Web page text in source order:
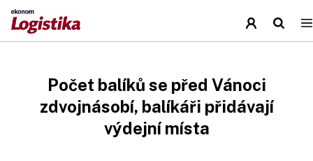
Počet balíků se před Vánoci
zdvojnásobí, balíkáři přidávají
výdejní místa